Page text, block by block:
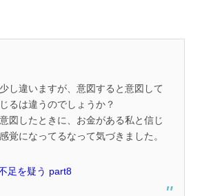
し違いますが、意図すると意図して
るは違うのでしょうか？
図したときに、お金がある私と信じ
覚になってるなって気づきました。
足を疑う part8